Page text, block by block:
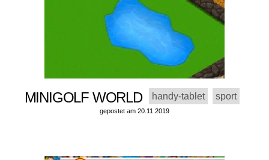
MINIGOLF WORLD handy-tablet sport
gepostet am 20.11.2019